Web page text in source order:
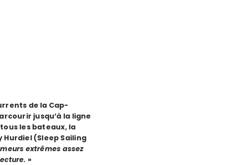
de la Cap-
jusqu’à la ligne
les bateaux, la
Hurdiel (Sleep Sailing
extrêmes assez
»